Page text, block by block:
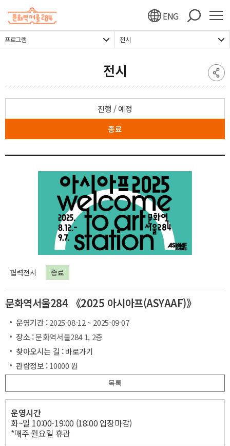
ENG
프로그램 전시
전시
진행 / 예정
종료
협력전시 종료
문화역서울284 《2025 아시아프(ASYAAF)》
운영기간 :2025-08-12 ~ 2025-09-07
장소 :문화역서울284 1, 2층
찾아오시는 길 :바로가기
관람정보 :10000 원
목록
운영시간
화~일 10:00-19:00 (18:00 입장마감)
*매주 월요일 휴관